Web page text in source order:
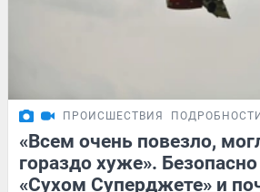
ПРОИСШЕСТВИЯ ПОДРОБНОСТИ
«Всем очень повезло,
гораздо хуже».
«Сухом Суперджете» и